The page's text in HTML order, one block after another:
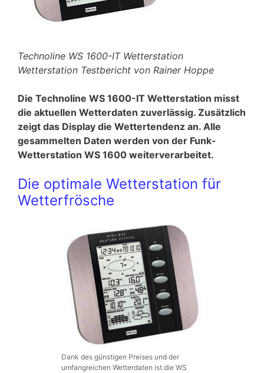
Technoline WS 1600-IT Wetterstation
Wetterstation Testbericht von Rainer Hoppe
Die Technoline WS 1600-IT Wetterstation misst
die aktuellen Wetterdaten zuverlässig. Zusätzlich
zeigt das Display die Wettertendenz an. Alle
gesammelten Daten werden von der Funk-
Wetterstation WS 1600 weiterverarbeitet.
Die optimale Wetterstation für
Wetterfrösche
Dank des günstigen Preises und der
umfangreichen Wetterdaten ist die WS